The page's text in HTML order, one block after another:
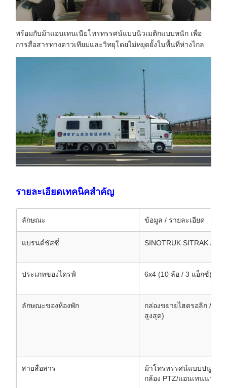
พร้อมกับม้าแอนเทนเนียโทรทรรศน์แบบนิวเมติกแบบหนัก เพื่อ
การสื่อสารทางดาวเทียมและวิทยุโดยไม่หยุดยั้งในพื้นที่ห่างไกล
รายละเอียดเทคนิคสําคัญ
ลักษณะ ข้อมูล / รายละเอียด
แบรนด์ชัสซี่ SINOTRUK SITRAK /
ประเภทของไดรฟ์ 6x4 (10 ล้อ / 3 แอ็กซ์)
ลักษณะของห้องพัก
กล่องขยายไฮดรอลิก / ไฟ
สูงสุด)
สายสื่อสาร
ม้าโทรทรรศน์แบบปนูมาติ
กล้อง PTZ/แอนเทนนา